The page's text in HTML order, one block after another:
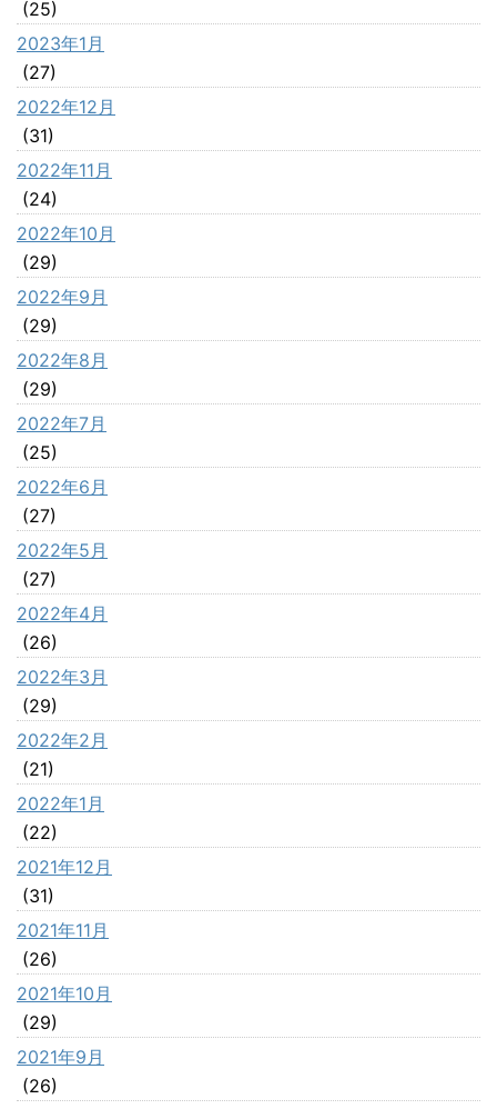
(25)
2023年1月
(27)
2022年12月
(31)
2022年11月
(24)
2022年10月
(29)
2022年9月
(29)
2022年8月
(29)
2022年7月
(25)
2022年6月
(27)
2022年5月
(27)
2022年4月
(26)
2022年3月
(29)
2022年2月
(21)
2022年1月
(22)
2021年12月
(31)
2021年11月
(26)
2021年10月
(29)
2021年9月
(26)